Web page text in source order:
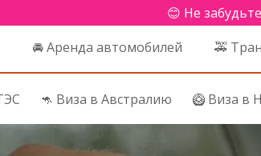
😊 Не
🚘 Аренда автомобилей 🚕
🦘 Виза в Австралию 🥝 Виза в